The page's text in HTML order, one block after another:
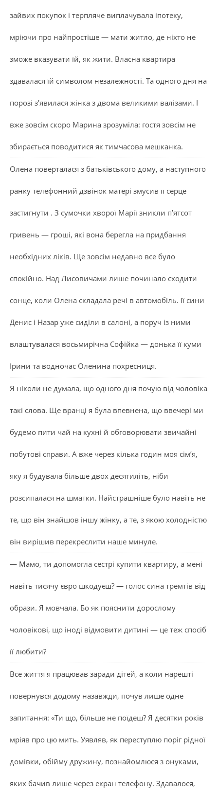
зайвих покупок і терпляче виплачувала іпотеку,
мріючи про найпростіше — мати житло, де ніхто не
зможе вказувати їй, як жити. Власна квартира
здавалася їй символом незалежності. Та одного дня на
порозі з’явилася жінка з двома великими валізами. І
вже зовсім скоро Марина зрозуміла: гостя зовсім не
збирається поводитися як тимчасова мешканка.
Олена поверталася з батьківського дому, а наступного
ранку телефонний дзвінок матері змусив її серце
застигнути . З сумочки хворої Марії зникли п’ятсот
гривень — гроші, які вона берегла на придбання
необхідних ліків. Ще зовсім недавно все було
спокійно. Над Лисовичами лише починало сходити
сонце, коли Олена складала речі в автомобіль. Її сини
Денис і Назар уже сиділи в салоні, а поруч із ними
влаштувалася восьмирічна Софійка — донька її куми
Ірини та водночас Оленина похресниця.
Я ніколи не думала, що одного дня почую від чоловіка
такі слова. Ще вранці я була впевнена, що ввечері ми
будемо пити чай на кухні й обговорювати звичайні
побутові справи. А вже через кілька годин моя сім’я,
яку я будувала більше двох десятиліть, ніби
розсипалася на шматки. Найстрашніше було навіть не
те, що він знайшов іншу жінку, а те, з якою холодністю
він вирішив перекреслити наше минуле.
— Мамо, ти допомогла сестрі купити квартиру, а мені
навіть тисячу євро шкодуєш? — голос сина тремтів від
образи. Я мовчала. Бо як пояснити дорослому
чоловікові, що іноді відмовити дитині — це теж спосіб
її любити?
Все життя я працював заради дітей, а коли нарешті
повернувся додому назавжди, почув лише одне
запитання: «Ти що, більше не поїдеш? Я десятки років
мріяв про цю мить. Уявляв, як переступлю поріг рідної
домівки, обійму дружину, познайомлюся з онуками,
яких бачив лише через екран телефону. Здавалося,